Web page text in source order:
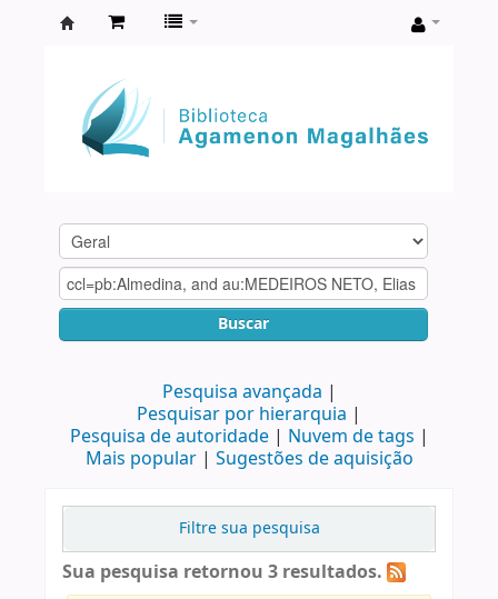
Agamenon
Magalhães
Buscar
Pesquisa avançada
Pesquisar por hierarquia
Pesquisa de autoridade
Nuvem de tags
Mais popular
Sugestões de aquisição
Filtre sua pesquisa
Sua pesquisa retornou 3 resultados.